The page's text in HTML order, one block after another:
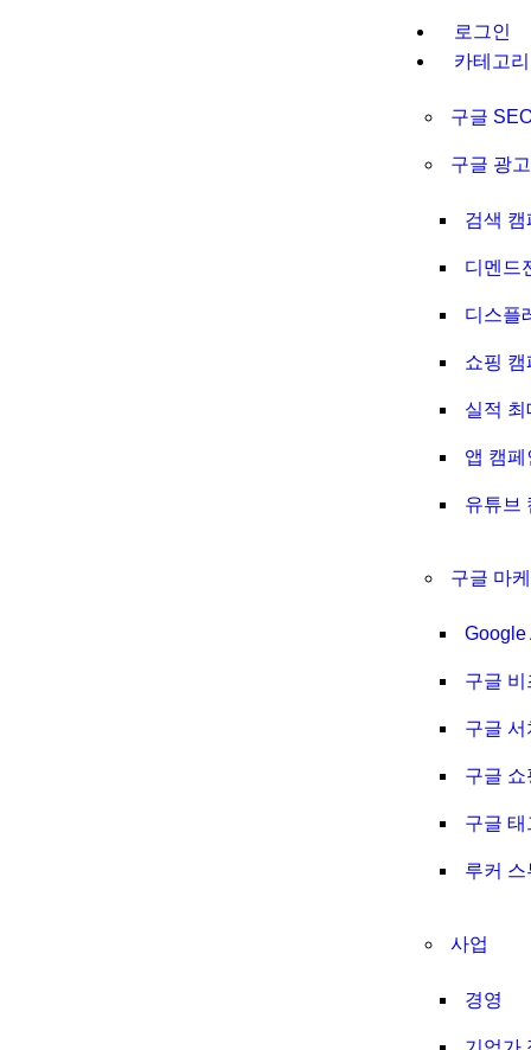
로그인
카테고리
구글
구글 광
검색 캠
디멘드
디스플
쇼핑 캠
실적
앱 캠페
유튜브
구글 마
Google
구글
구글
구글 쇼
구글
루커
사업
경영